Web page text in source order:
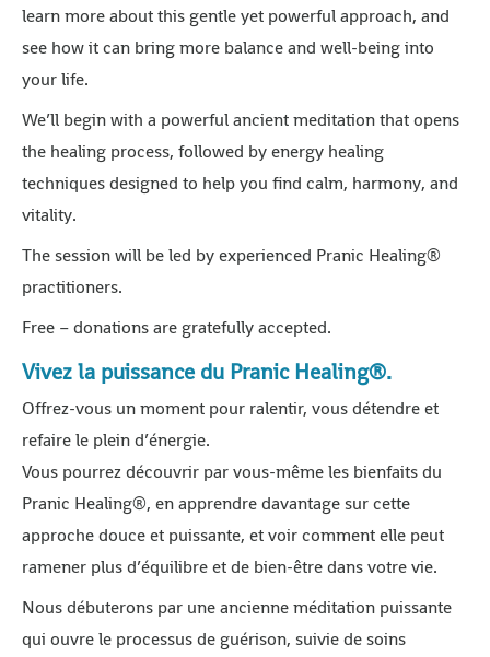
learn more about this gentle yet powerful approach, and
see how it can bring more balance and well-being into
your life.
We’ll begin with a powerful ancient meditation that opens
the healing process, followed by energy healing
techniques designed to help you find calm, harmony, and
vitality.
The session will be led by experienced Pranic Healing®
practitioners.
Free – donations are gratefully accepted.
Vivez la puissance du Pranic Healing®.
Offrez-vous un moment pour ralentir, vous détendre et
refaire le plein d’énergie.
Vous pourrez découvrir par vous-même les bienfaits du
Pranic Healing®, en apprendre davantage sur cette
approche douce et puissante, et voir comment elle peut
ramener plus d’équilibre et de bien-être dans votre vie.
Nous débuterons par une ancienne méditation puissante
qui ouvre le processus de guérison, suivie de soins